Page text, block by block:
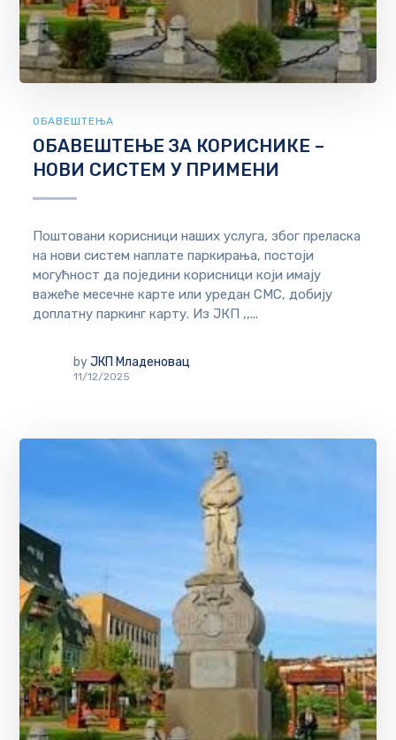
ОБАВЕШТЕЊА
ОБАВЕШТЕЊЕ ЗА КОРИСНИКЕ –
НОВИ СИСТЕМ У ПРИМЕНИ
Поштовани корисници наших услуга, због преласка
на нови систем наплате паркирања, постоји
могућност да поједини корисници који имају
важеће месечне карте или уредан СМС, добију
доплатну паркинг карту. Из ЈКП ,,...
by ЈКП Младеновац
11/12/2025